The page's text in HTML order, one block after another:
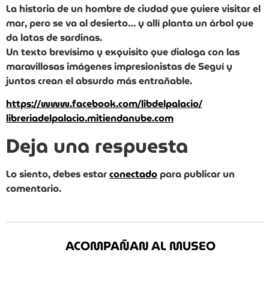
La historia de un hombre de ciudad que quiere visitar el
mar, pero se va al desierto… y allí planta un árbol que
da latas de sardinas.
Un texto brevísimo y exquisito que dialoga con las
maravillosas imágenes impresionistas de Seguí y
juntos crean el absurdo más entrañable.
https://www.facebook.com/libdelpalacio/
libreriadelpalacio.mitiendanube.com
Deja una respuesta
Lo siento, debes estarconectadopara publicar un
comentario.
ACOMPAÑAN AL MUSEO